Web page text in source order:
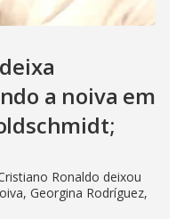
a noiva em
Ronaldo deixou
Georgina Rodríguez,